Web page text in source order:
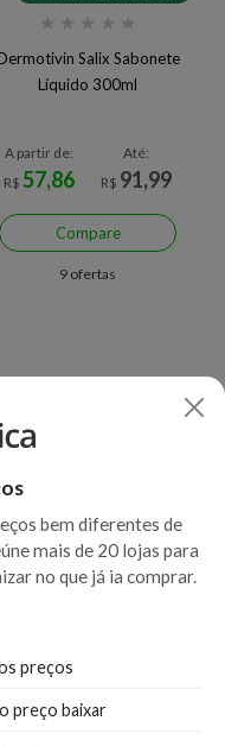
★ ★ ★ ★ ★
Salix Sabonete
Líquido 300ml
A partir de:
R$57,86
Até:
R$ 91,99
Compare
9 ofertas
Economize R$ 9,00 (12%)
Darrow Suavié Sabonete
A partir de:
R$60,99
R$
bem diferentes de
mais de 20 lojas para
no que já ia comprar.
preços
preço baixar